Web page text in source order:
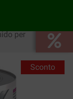
per
Sconto